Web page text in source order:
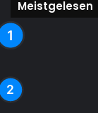
Meistgelesen